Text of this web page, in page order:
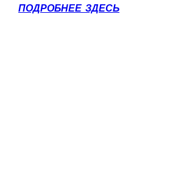
ПОДРОБНЕЕ ЗДЕСЬ